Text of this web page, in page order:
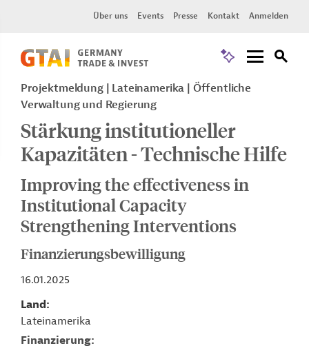
Über uns Events Presse Kontakt Anmelden
Projektmeldung Lateinamerika
Öffentliche
Verwaltung und Regierung
Stärkung institutioneller
Kapazitäten - Technische Hilfe
Improving the effectiveness in
Institutional Capacity
Strengthening Interventions
Finanzierungsbewilligung
16.01.2025
Land
Lateinamerika
Finanzierung